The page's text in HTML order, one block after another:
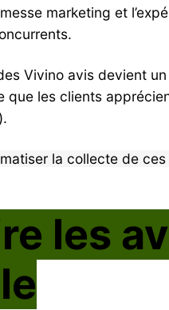
marketing et
Vivino avis devient
les clients
la collecte de
les